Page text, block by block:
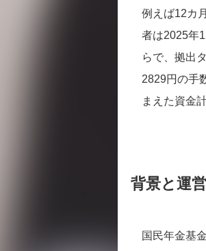
例えば12カ
者は2025年
らで、拠出
2829円の手
まえた資金
背景と運
国民年金基